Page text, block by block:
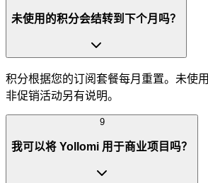
未使用的积分会结转到下个月吗？
积分根据您的订阅套餐每月重置。未使
非促销活动另有说明。
9
我可以将 Yollomi 用于商业项目吗？